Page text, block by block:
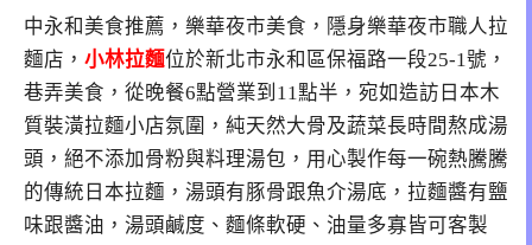
中永和美食推薦，樂華夜市美食，隱身樂華夜市職人拉
麵店， 小林拉麵位於新北市永和區保福路一段25-1號，
巷弄美食，從晚餐6點營業到11點半，宛如造訪日本木
質裝潢拉麵小店氛圍，純天然大骨及蔬菜長時間熬成湯
頭，絕不添加骨粉與料理湯包，用心製作每一碗熱騰騰
的傳統日本拉麵，湯頭有豚骨跟魚介湯底，拉麵醬有鹽
味跟醬油，湯頭鹹度、麵條軟硬、油量多寡皆可客製